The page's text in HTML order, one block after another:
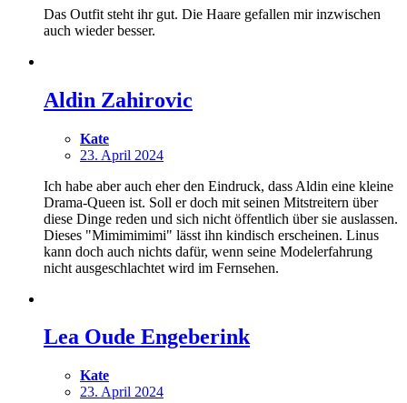
Das Outfit steht ihr gut. Die Haare gefallen mir inzwischen
auch wieder besser.
Aldin Zahirovic
Kate
23. April 2024
Ich habe aber auch eher den Eindruck, dass Aldin eine kleine
Drama-Queen ist. Soll er doch mit seinen Mitstreitern über
diese Dinge reden und sich nicht öffentlich über sie auslassen.
Dieses "Mimimimimi" lässt ihn kindisch erscheinen. Linus
kann doch auch nichts dafür, wenn seine Modelerfahrung
nicht ausgeschlachtet wird im Fernsehen.
Lea Oude Engeberink
Kate
23. April 2024